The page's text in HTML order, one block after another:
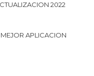
2022
APLICACION